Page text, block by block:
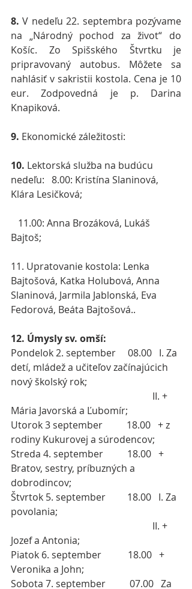
8. V nedeľu 22. septembra pozývame
na „Národný pochod za život“ do
Košíc. Zo Spišského Štvrtku je
pripravovaný autobus. Môžete sa
nahlásiť v sakristii kostola. Cena je 10
eur. Zodpovedná je p. Darina
Knapiková.
9. Ekonomické záležitosti:
10. Lektorská služba na budúcu
nedeľu:   8.00: Kristína Slaninová,
Klára Lesičková;
11.00: Anna Brozáková, Lukáš
Bajtoš;
11. Upratovanie kostola: Lenka
Bajtošová, Katka Holubová, Anna
Slaninová, Jarmila Jablonská, Eva
Fedorová, Beáta Bajtošová..
12. Úmysly sv. omší:
Pondelok 2. september     08.00   I. Za
detí, mládež a učiteľov začínajúcich
nový školský rok;
II. +
Mária Javorská a Ľubomír;
Utorok 3 september          18.00   + z
rodiny Kukurovej a súrodencov;
Streda 4. september          18.00   +
Bratov, sestry, príbuzných a
dobrodincov;
Štvrtok 5. september         18.00   I. Za
povolania;
II. +
Jozef a Antonia;
Piatok 6. september           18.00   +
Veronika a John;
Sobota 7. september          07.00   Za